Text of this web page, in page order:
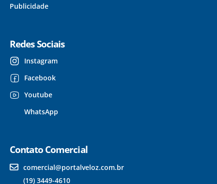
Publicidade
Redes Sociais
Instagram
Facebook
Youtube
WhatsApp
Contato Comercial
comercial@portalveloz.com.br
(19) 3449-4610